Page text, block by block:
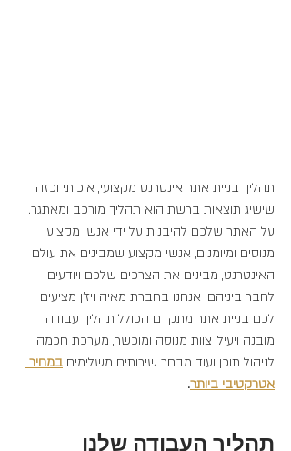
תהליך בניית אתר אינטרנט מקצועי, איכותי וכזה
שישיג תוצאות ברשת הוא תהליך מורכב ומאתגר.
על האתר שלכם להיבנות על ידי אנשי מקצוע
מנוסים ומיומנים, אנשי מקצוע שמבינים את עולם
האינטרנט, מבינים את הצרכים שלכם ויודעים
לחבר ביניהם. אנחנו בחברת מאיה ויז'ן מציעים
לכם בניית אתר מתקדם הכולל תהליך עבודה
מובנה ויעיל, צוות מנוסה ומוכשר, מערכת חכמה
לניהול תוכן ועוד מבחר שירותים משלימים במחיר
אטרקטיבי ביותר.
תהליך העבודה שלנו